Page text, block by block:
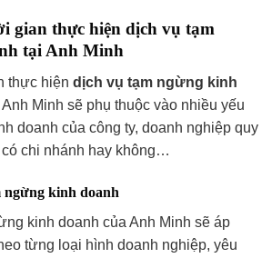
gian thực hiện dịch vụ tạm
tại Anh Minh
thực hiện dịch vụ tạm ngừng kinh
Minh sẽ phụ thuộc vào nhiều yếu
doanh của công ty, doanh nghiệp quy
chi nhánh hay không…
ngừng kinh doanh
kinh doanh của Anh Minh sẽ áp
từng loại hình doanh nghiệp, yêu